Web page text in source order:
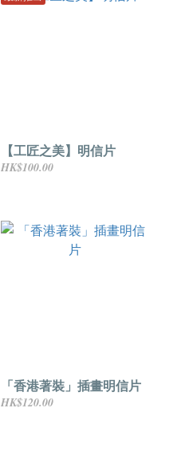
【工匠之美】明信片
HK$100.00
「香港著裝」插畫明信片
HK$120.00